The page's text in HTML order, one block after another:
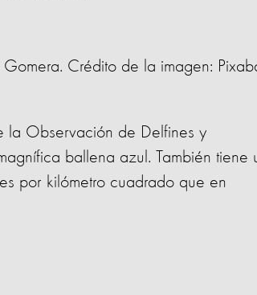
Crédito de la imagen:
la Observación de Delfines y
ballena azul. También tiene
por kilómetro cuadrado que en